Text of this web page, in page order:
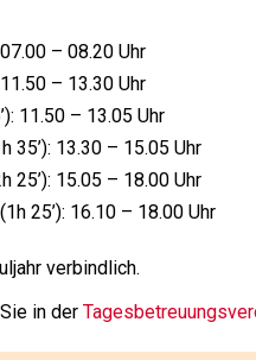
– 08.20 Uhr
– 13.30 Uhr
11.50 – 13.05 Uhr
35’): 13.30 – 15.05 Uhr
25’): 15.05 – 18.00 Uhr
25’): 16.10 – 18.00 Uhr
verbindlich.
in der